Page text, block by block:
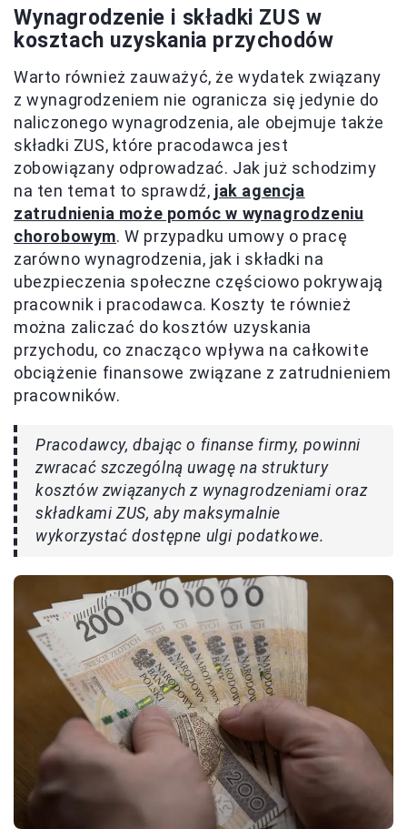
Wynagrodzenie i składki ZUS w
kosztach uzyskania przychodów
Warto również zauważyć, że wydatek związany
z wynagrodzeniem nie ogranicza się jedynie do
naliczonego wynagrodzenia, ale obejmuje także
składki ZUS, które pracodawca jest
zobowiązany odprowadzać. Jak już schodzimy
na ten temat to sprawdź, jak agencja
zatrudnienia może pomóc w wynagrodzeniu
chorobowym. W przypadku umowy o pracę
zarówno wynagrodzenia, jak i składki na
ubezpieczenia społeczne częściowo pokrywają
pracownik i pracodawca. Koszty te również
można zaliczać do kosztów uzyskania
przychodu, co znacząco wpływa na całkowite
obciążenie finansowe związane z zatrudnieniem
pracowników.
Pracodawcy, dbając o finanse firmy, powinni
zwracać szczególną uwagę na struktury
kosztów związanych z wynagrodzeniami oraz
składkami ZUS, aby maksymalnie
wykorzystać dostępne ulgi podatkowe.